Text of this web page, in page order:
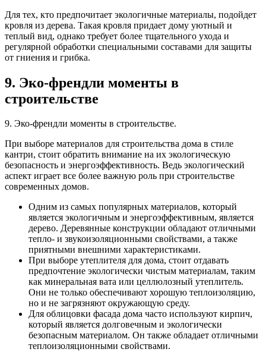
Для тех, кто предпочитает экологичные материалы, подойдет
кровля из дерева. Такая кровля придает дому уютный и
теплый вид, однако требует более тщательного ухода и
регулярной обработки специальными составами для защиты
от гниения и грибка.
9. Эко-френдли моменты в
строительстве
9. Эко-френдли моменты в строительстве.
При выборе материалов для строительства дома в стиле
кантри, стоит обратить внимание на их экологическую
безопасность и энергоэффективность. Ведь экологический
аспект играет все более важную роль при строительстве
современных домов.
Одним из самых популярных материалов, который
является экологичным и энергоэффективным, является
дерево. Деревянные конструкции обладают отличными
тепло- и звукоизоляционными свойствами, а также
приятными внешними характеристиками.
При выборе утеплителя для дома, стоит отдавать
предпочтение экологически чистым материалам, таким
как минеральная вата или целлюлозный утеплитель.
Они не только обеспечивают хорошую теплоизоляцию,
но и не загрязняют окружающую среду.
Для облицовки фасада дома часто используют кирпич,
который является долговечным и экологически
безопасным материалом. Он также обладает отличными
теплоизоляционными свойствами.